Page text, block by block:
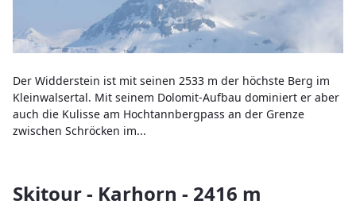
Der Widderstein ist mit seinen 2533 m der höchste Berg im
Kleinwalsertal. Mit seinem Dolomit-Aufbau dominiert er aber
auch die Kulisse am Hochtannbergpass an der Grenze
zwischen Schröcken im...
Skitour - Karhorn - 2416 m